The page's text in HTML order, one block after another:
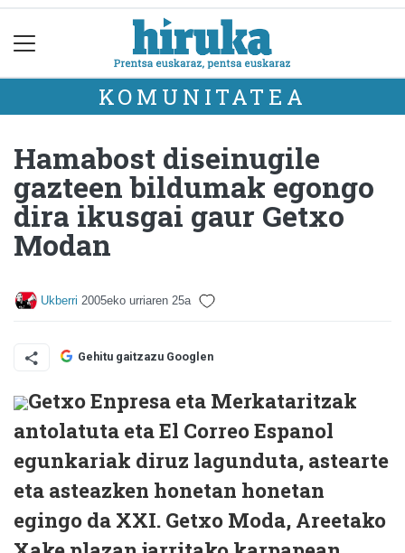
KOMUNITATEA
Hamabost diseinugile
gazteen bildumak egongo
dira ikusgai gaur Getxo
Modan
Ukberri 2005eko urriaren 25a
Gehitu gaitzazu Googlen
Getxo Enpresa eta Merkataritzak
antolatuta eta El Correo Espanol
egunkariak diruz lagunduta, astearte
eta asteazken honetan honetan
egingo da XXI. Getxo Moda, Areetako